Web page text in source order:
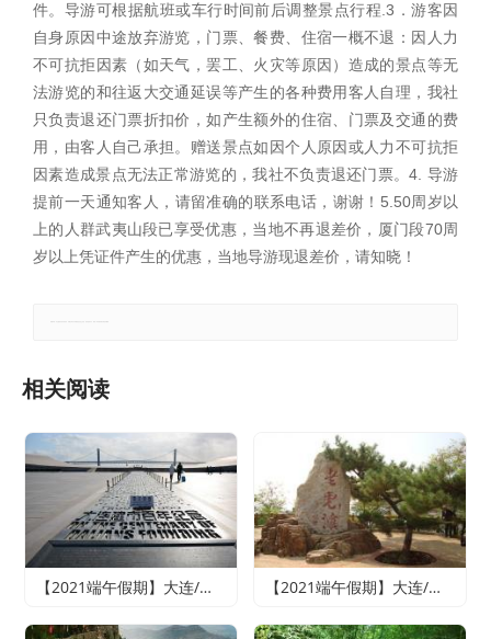
件。导游可根据航班或车行时间前后调整景点行程.3．游客因
自身原因中途放弃游览，门票、餐费、住宿一概不退：因人力
不可抗拒因素（如天气，罢工、火灾等原因）造成的景点等无
法游览的和往返大交通延误等产生的各种费用客人自理，我社
只负责退还门票折扣价，如产生额外的住宿、门票及交通的费
用，由客人自己承担。赠送景点如因个人原因或人力不可抗拒
因素造成景点无法正常游览的，我社不负责退还门票。4. 导游
提前一天通知客人，请留准确的联系电话，谢谢！5.50周岁以
上的人群武夷山段已享受优惠，当地不再退差价，厦门段70周
岁以上凭证件产生的优惠，当地导游现退差价，请知晓！
相关阅读
【2021端午假期】大连/魅力旅顺/情迷威尼斯纯玩双船四日游 【2021端午假期】大连/老虎滩海洋公园或森林动物园（2选1）/旅顺精品纯玩双船四日游（含老虎滩海洋五馆套票、旅顺潜艇博物馆+巡航体验）